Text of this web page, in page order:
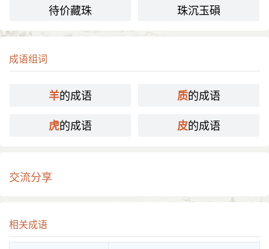
待价藏珠
珠沉玉磒
成语组词
羊的成语 质的成语
虎的成语 皮的成语
交流分享
相关成语